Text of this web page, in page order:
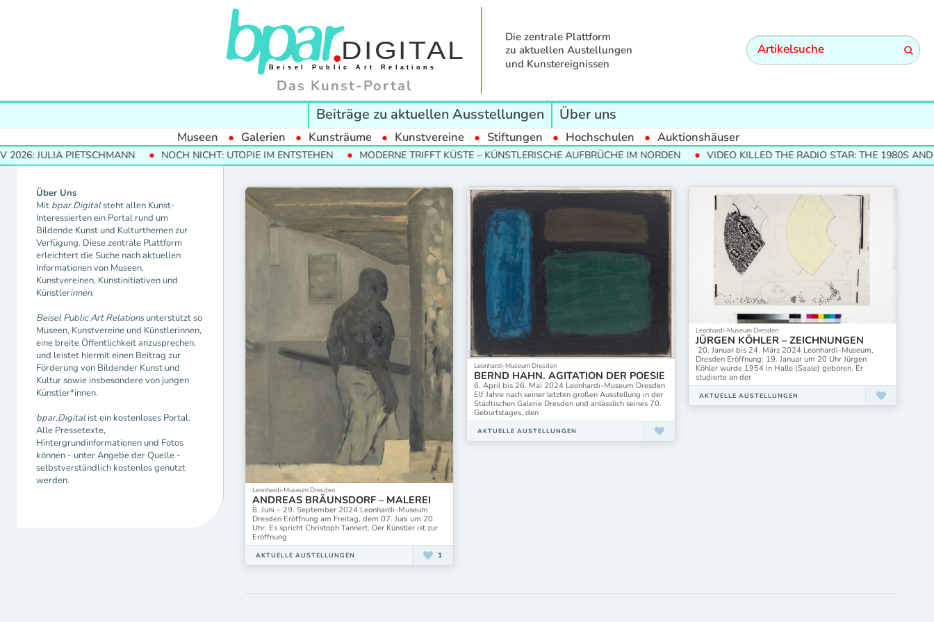
Das Kunst-Portal
Die zentrale Plattform
zu aktuellen Austellungen
und Kunstereignissen
Beiträge zu aktuellen Ausstellungen Über uns
Museen Galerien Kunsträume Kunstvereine Stiftungen Hochschulen Auktionshäuser
JULIA PIETSCHMANN NOCH NICHT: UTOPIE IM ENTSTEHEN MODERNE TRIFFT KÜSTE – KÜNSTLERISCHE AUFBRÜCHE IM NORDEN VIDEO KILLED THE RADIO STAR: THE 1980S AND
Über Uns
Mit bpar.Digitalsteht allen Kunst-
Interessierten ein Portal rund um
Bildende Kunst und Kulturthemen zur
Verfügung. Diese zentrale Plattform
erleichtert die Suche nach aktuellen
Informationen von Museen,
Kunstvereinen, Kunstinitiativen und
Künstlerinnen.
Beisel Public Art Relationsunterstützt so
Museen, Kunstvereine und Künstlerinnen,
eine breite Öffentlichkeit anzusprechen,
und leistet hiermit einen Beitrag zur
Förderung von Bildender Kunst und
Kultur sowie insbesondere von jungen
Künstler*innen.
bpar.Digitalist ein kostenloses Portal.
Alle Pressetexte,
Hintergrundinformationen und Fotos
können - unter Angebe der Quelle -
selbstverständlich kostenlos genutzt
werden.
Leonhardi-Museum Dresden
ANDREAS BRÄUNSDORF – MALEREI
8. Juni – 29. September 2024 Leonhardi-Museum
Dresden Eröffnung am Freitag, dem 07. Juni um 20
Uhr. Es spricht Christoph Tannert. Der Künstler ist zur
Eröffnung
AKTUELLE AUSTELLUNGEN 1
Leonhardi-Museum Dresden
BERND HAHN. AGITATION DER POESIE
6. April bis 26. Mai 2024 Leonhardi-Museum Dresden
Elf Jahre nach seiner letzten großen Ausstellung in der
Städtischen Galerie Dresden und anlässlich seines 70.
Geburtstages, den
AKTUELLE AUSTELLUNGEN
Leonhardi-Museum Dresden
JÜRGEN KÖHLER – ZEICHNUNGEN
20. Januar bis 24. März 2024 Leonhardi-Museum,
Dresden Eröffnung: 19. Januar um 20 Uhr Jürgen
Köhler wurde 1954 in Halle (Saale) geboren. Er
studierte an der
AKTUELLE AUSTELLUNGEN